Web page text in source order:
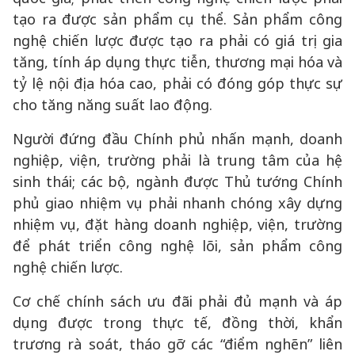
tạo ra được sản phẩm cụ thể. Sản phẩm công
nghệ chiến lược được tạo ra phải có giá trị gia
tăng, tính áp dụng thực tiễn, thương mại hóa và
tỷ lệ nội địa hóa cao, phải có đóng góp thực sự
cho tăng năng suất lao động.
Người đứng đầu Chính phủ nhấn mạnh, doanh
nghiệp, viện, trường phải là trung tâm của hệ
sinh thái; các bộ, ngành được Thủ tướng Chính
phủ giao nhiệm vụ phải nhanh chóng xây dựng
nhiệm vụ, đặt hàng doanh nghiệp, viện, trường
để phát triển công nghệ lõi, sản phẩm công
nghệ chiến lược.
Cơ chế chính sách ưu đãi phải đủ mạnh và áp
dụng được trong thực tế, đồng thời, khẩn
trương rà soát, tháo gỡ các “điểm nghẽn” liên